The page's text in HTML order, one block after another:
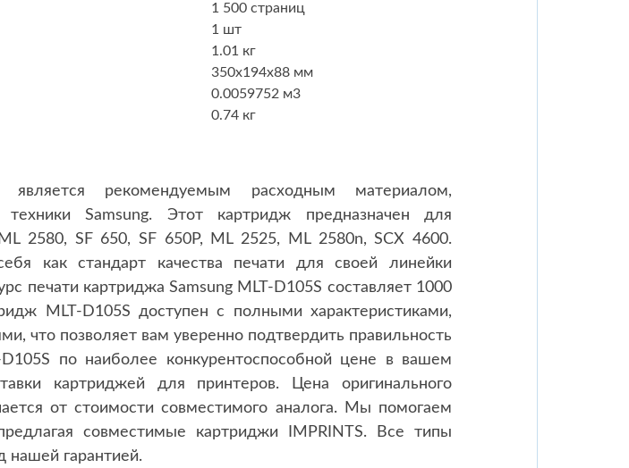
1 500 страниц
1 шт
1.01 кг
350x194x88 мм
0.0059752 м3
0.74 кг
является рекомендуемым расходным материалом,
Samsung. Этот картридж предназначен для
2580, SF 650, SF 650P, ML 2525, ML 2580n, SCX 4600.
как стандарт качества печати для своей линейки
печати картриджа Samsung MLT-D105S составляет 1000
MLT-D105S доступен с полными характеристиками,
что позволяет вам уверенно подтвердить правильность
по наиболее конкурентоспособной цене в вашем
картриджей для принтеров. Цена оригинального
от стоимости совместимого аналога. Мы помогаем
совместимые картриджи IMPRINTS. Все типы
нашей гарантией.